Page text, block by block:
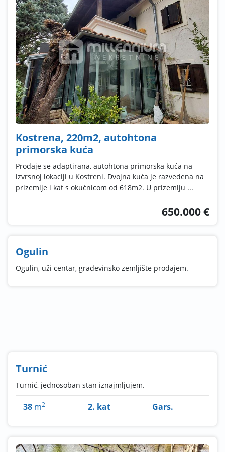
Kostrena, 220m2, autohtona
primorska kuća
Prodaje se adaptirana, autohtona primorska kuća na
izvrsnoj lokaciji u Kostreni. Dvojna kuća je razvedena na
prizemlje i kat s okućnicom od 618m2. U prizemlju ...
650.000 €
Ogulin
Ogulin, uži centar, građevinsko zemljište prodajem.
Turnić
Turnić, jednosoban stan iznajmljujem.
38 m2 2. kat Gars.